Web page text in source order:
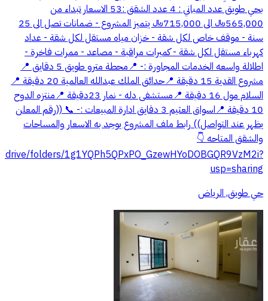
بحي طويق عدد المباني : 4 عدد الشقق :53 الاسعار تبداء من
565,000﷼ الى 715,000﷼ يتميز المشروع - ضمانات تصل الى 25
سنة - ⁠موقف خاص لكل شقة - ⁠خزان مياه مستقل لكل شقة - ⁠عداد
كهرباء مستقل لكل شقة - ⁠كميرات مراقبة - ⁠مصاعد - ⁠ممرات فاخرة -
⁠اطلالة واسعه الخدمات المجاورة :- 📍محطة مترو طويق 5 دقايق 📍
مشروع القدية 15 دقيقة 📍حدائق الملك عبدالله العالمية 20 دقيقة 📍
السلام مول 16 دقيقة 📍مستشفى دله - نمار 23دقيقة 📍منتزه الدوح
10 دقيقة 📍اسواق العثيم 3 دقايق ادارة المبيعات :- 📞 ((رقم المعلن
يظهر عند التواصل)) رابط ملف المشروع يوجد به الاسعار والمساحات
والشقق المتاحه 👇
folders/1g1YQPh5QPxPO_GzewHYoDOBGQR9VzM2i?
usp=sharing
حي طويق, الرياض